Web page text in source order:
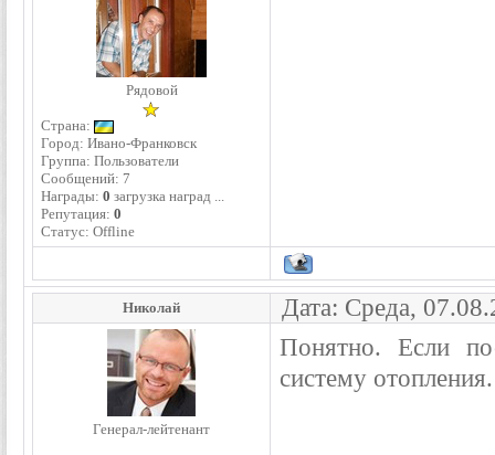
Рядовой
Страна:
Город: Ивано-Франковск
Группа: Пользователи
Сообщений: 7
Награды: 0 загрузка наград ...
Репутация: 0
Статус: Offline
Николай Дата: Среда,
Генерал-лейтенант
Понятно. Если
систему отопления.